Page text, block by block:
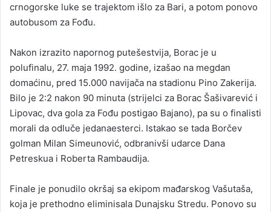
crnogorske luke se trajektom išlo za Bari, a potom ponovo
autobusom za Fođu.
Nakon izrazito napornog putešestvija, Borac je u
polufinalu, 27. maja 1992. godine, izašao na megdan
domaćinu, pred 15.000 navijača na stadionu Pino Zakerija.
Bilo je 2:2 nakon 90 minuta (strijelci za Borac Šašivarević i
Lipovac, dva gola za Fođu postigao Bajano), pa su o finalisti
morali da odluče jedanaesterci. Istakao se tada Borčev
golman Milan Simeunović, odbranivši udarce Dana
Petreskua i Roberta Rambaudija.
Finale je ponudilo okršaj sa ekipom mađarskog Vašutaša,
koja je prethodno eliminisala Dunajsku Stredu. Ponovo su